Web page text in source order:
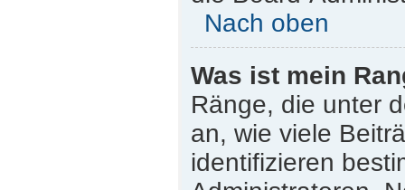
Nach oben
Was ist mein
Ränge, die unter
an, wie viele
identifizieren